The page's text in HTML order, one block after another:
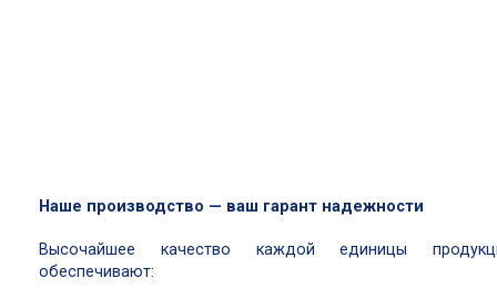
Наше производство — ваш гарант надежности
Высочайшее качество каждой единицы
обеспечивают: